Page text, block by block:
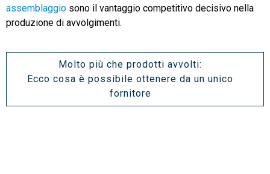
assemblaggio sono il vantaggio competitivo decisivo nella
produzione di avvolgimenti.
Molto più che prodotti avvolti:
Ecco cosa è possibile ottenere da un unico
fornitore